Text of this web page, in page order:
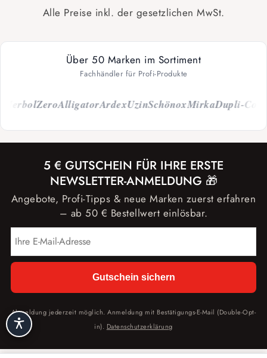
Alle Preise inkl. der gesetzlichen MwSt.
Über 50 Marken im Sortiment
Fachhändler für Profi-Produkte
ZeroAlligatorArdexUzinSchönoxMirkaDupli-Color
5 € GUTSCHEIN FÜR IHRE ERSTE
NEWSLETTER-ANMELDUNG 🎁
Angebote, Profi-Tipps & neue Marken zuerst erfahren
– ab 50 € Bestellwert einlösbar.
Gutschein sichern
Abmeldung jederzeit möglich. Anmeldung mit Bestätigungs-E-Mail (Double-Opt-
in). Datenschutzerklärung